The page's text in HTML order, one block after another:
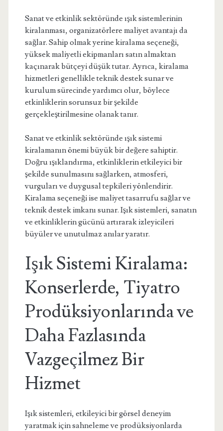
Sanat ve etkinlik sektöründe ışık sistemlerinin
kiralanması, organizatörlere maliyet avantajı da
sağlar. Sahip olmak yerine kiralama seçeneği,
yüksek maliyetli ekipmanları satın almaktan
kaçınarak bütçeyi düşük tutar. Ayrıca, kiralama
hizmetleri genellikle teknik destek sunar ve
kurulum sürecinde yardımcı olur, böylece
etkinliklerin sorunsuz bir şekilde
gerçekleştirilmesine olanak tanır.
Sanat ve etkinlik sektöründe ışık sistemi
kiralamanın önemi büyük bir değere sahiptir.
Doğru ışıklandırma, etkinliklerin etkileyici bir
şekilde sunulmasını sağlarken, atmosferi,
vurguları ve duygusal tepkileri yönlendirir.
Kiralama seçeneği ise maliyet tasarrufu sağlar ve
teknik destek imkanı sunar. Işık sistemleri, sanatın
ve etkinliklerin gücünü artırarak izleyicileri
büyüler ve unutulmaz anılar yaratır.
Işık Sistemi Kiralama:
Konserlerde, Tiyatro
Prodüksiyonlarında ve
Daha Fazlasında
Vazgeçilmez Bir
Hizmet
Işık sistemleri, etkileyici bir görsel deneyim
yaratmak için sahneleme ve prodüksiyonlarda